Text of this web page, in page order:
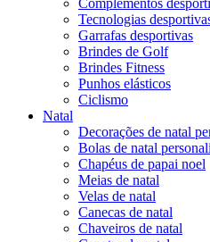
Tecnologias
Garrafas desportivas
Brindes de Golf
Brindes Fitness
Punhos elásticos
Ciclismo
Natal
Decorações de natal
Bolas de natal
Chapéus de papai noel
Meias de natal
Velas de natal
Canecas de natal
Chaveiros de natal